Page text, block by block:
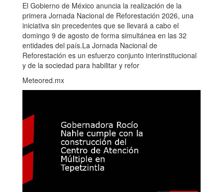
El Gobierno de México anuncia la realización de la
primera Jornada Nacional de Reforestación 2026, una
iniciativa sin precedentes que se llevará a cabo el
domingo 9 de agosto de forma simultánea en las 32
entidades del país.La Jornada Nacional de
Reforestación es un esfuerzo conjunto interinstitucional
y de la sociedad para habilitar y refor
Meteored.mx